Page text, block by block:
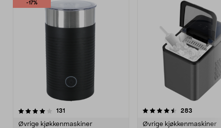
-17%
131
Øvrige kjøkkenmaskiner
4.5 av 5 stjerner 283
Øvrige kjøkkenmaskiner
4.0 av 5 stjerner